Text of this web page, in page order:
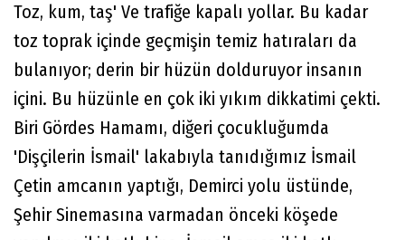
Toz, kum, taş' Ve trafiğe kapalı yollar. Bu kadar
toz toprak içinde geçmişin temiz hatıraları da
bulanıyor; derin bir hüzün dolduruyor insanın
içini. Bu hüzünle en çok iki yıkım dikkatimi çekti.
Biri Gördes Hamamı, diğeri çocukluğumda
'Dişçilerin İsmail' lakabıyla tanıdığımız İsmail
Çetin amcanın yaptığı, Demirci yolu üstünde,
Şehir Sinemasına varmadan önceki köşede